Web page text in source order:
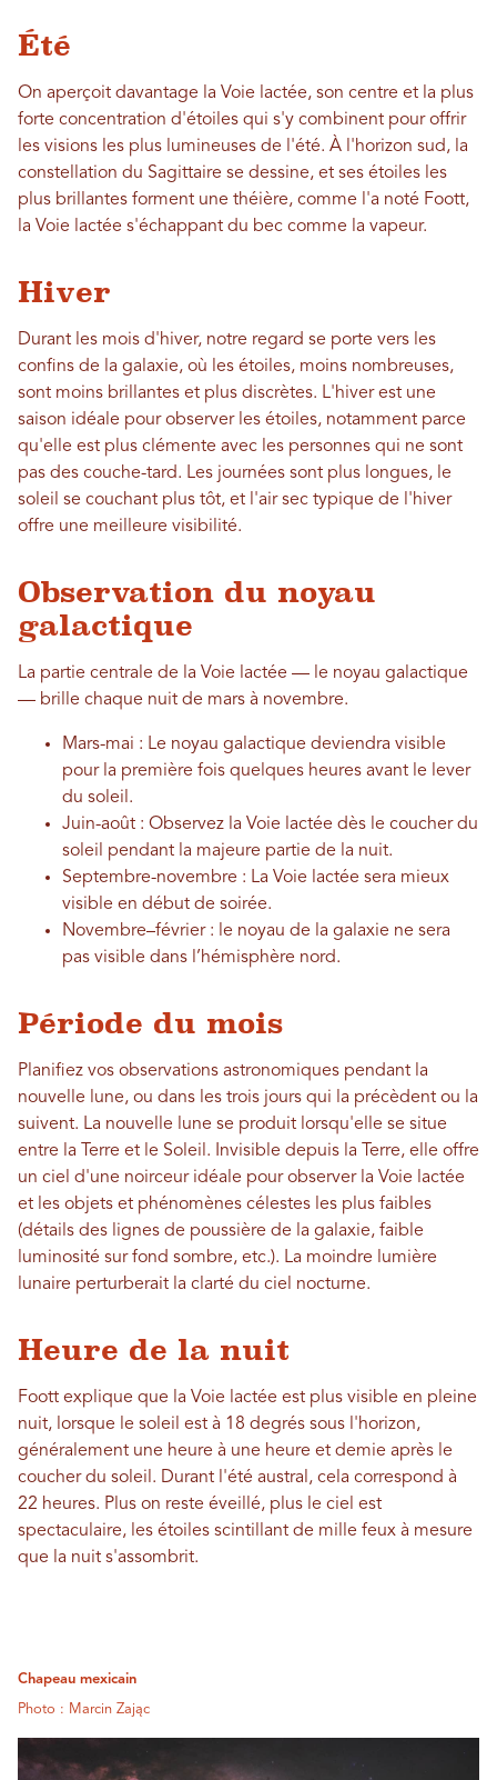
Été
On aperçoit davantage la Voie lactée, son centre et la plus
forte concentration d'étoiles qui s'y combinent pour offrir
les visions les plus lumineuses de l'été. À l'horizon sud, la
constellation du Sagittaire se dessine, et ses étoiles les
plus brillantes forment une théière, comme l'a noté Foott,
la Voie lactée s'échappant du bec comme la vapeur.
Hiver
Durant les mois d'hiver, notre regard se porte vers les
confins de la galaxie, où les étoiles, moins nombreuses,
sont moins brillantes et plus discrètes. L'hiver est une
saison idéale pour observer les étoiles, notamment parce
qu'elle est plus clémente avec les personnes qui ne sont
pas des couche-tard. Les journées sont plus longues, le
soleil se couchant plus tôt, et l'air sec typique de l'hiver
offre une meilleure visibilité.
Observation du noyau
galactique
La partie centrale de la Voie lactée — le noyau galactique
— brille chaque nuit de mars à novembre.
Mars-mai : Le noyau galactique deviendra visible
pour la première fois quelques heures avant le lever
du soleil.
Juin-août : Observez la Voie lactée dès le coucher du
soleil pendant la majeure partie de la nuit.
Septembre-novembre : La Voie lactée sera mieux
visible en début de soirée.
Novembre–février : le noyau de la galaxie ne sera
pas visible dans l’hémisphère nord.
Période du mois
Planifiez vos observations astronomiques pendant la
nouvelle lune, ou dans les trois jours qui la précèdent ou la
suivent. La nouvelle lune se produit lorsqu'elle se situe
entre la Terre et le Soleil. Invisible depuis la Terre, elle offre
un ciel d'une noirceur idéale pour observer la Voie lactée
et les objets et phénomènes célestes les plus faibles
(détails des lignes de poussière de la galaxie, faible
luminosité sur fond sombre, etc.). La moindre lumière
lunaire perturberait la clarté du ciel nocturne.
Heure de la nuit
Foott explique que la Voie lactée est plus visible en pleine
nuit, lorsque le soleil est à 18 degrés sous l'horizon,
généralement une heure à une heure et demie après le
coucher du soleil. Durant l'été austral, cela correspond à
22 heures. Plus on reste éveillé, plus le ciel est
spectaculaire, les étoiles scintillant de mille feux à mesure
que la nuit s'assombrit.
Chapeau mexicain
Photo : Marcin Zając